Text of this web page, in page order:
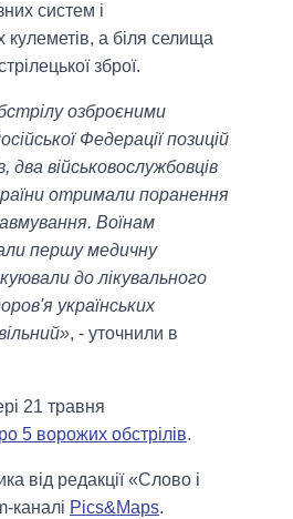
систем і
кулеметів, а біля селища
зброї.
озброєними
Федерації позицій
два військовослужбовців
отримали поранення
Воїнам
першу медичну
до лікувального
українських
, - уточнили в
21 травня
5 ворожих обстрілів.
від редакції «Слово і
каналі Pics&Maps.